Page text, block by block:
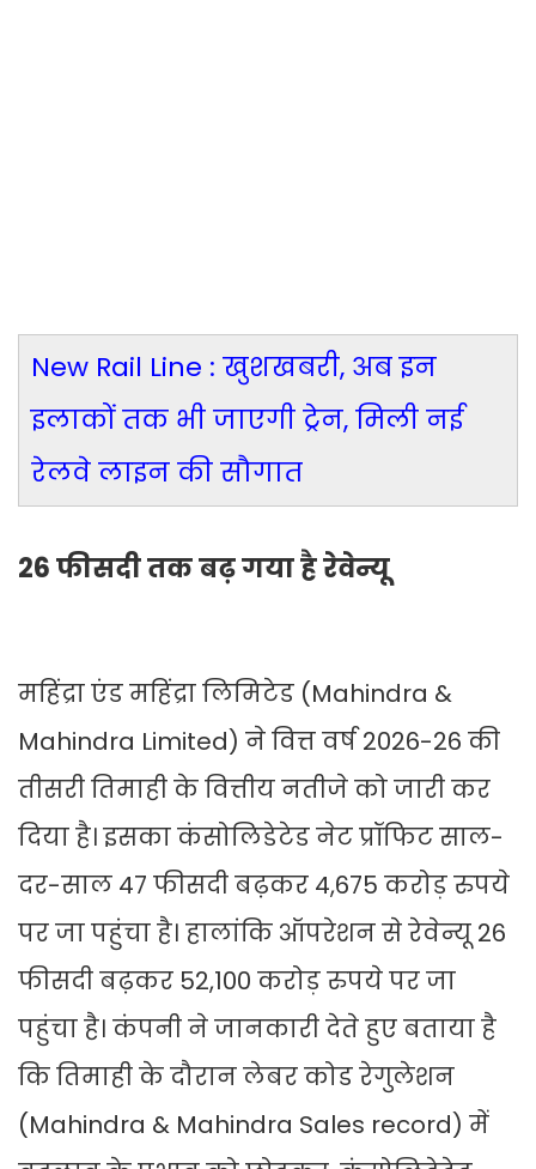
New Rail Line : खुशखबरी, अब इन
इलाकों तक भी जाएगी ट्रेन, मिली नई
रेलवे लाइन की सौगात
26 फीसदी तक बढ़ गया है रेवेन्यू
महिंद्रा एंड महिंद्रा लिमिटेड (Mahindra &
Mahindra Limited) ने वित्त वर्ष 2026-26 की
तीसरी तिमाही के वित्तीय नतीजे को जारी कर
दिया है। इसका कंसोलिडेटेड नेट प्रॉफिट साल-
दर-साल 47 फीसदी बढ़कर 4,675 करोड़ रुपये
पर जा पहुंचा है। हालांकि ऑपरेशन से रेवेन्यू 26
फीसदी बढ़कर 52,100 करोड़ रुपये पर जा
पहुंचा है। कंपनी ने जानकारी देते हुए बताया है
कि तिमाही के दौरान लेबर कोड रेगुलेशन
(Mahindra & Mahindra Sales record) में